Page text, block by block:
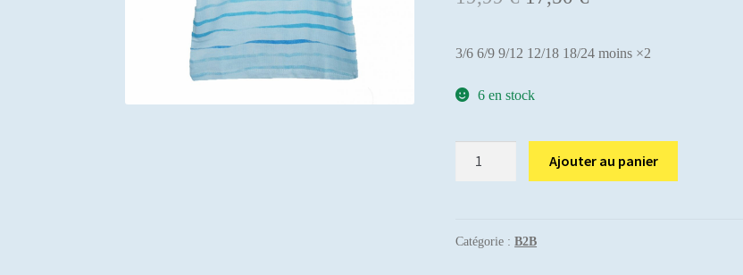
initial
était :
actuel
3/6 6/9 9/12 12/18 18/24 moins ×2
6 en stock
série
Ajouter au panier
Catégorie :B2B